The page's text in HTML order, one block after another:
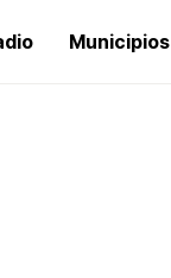
Municipios